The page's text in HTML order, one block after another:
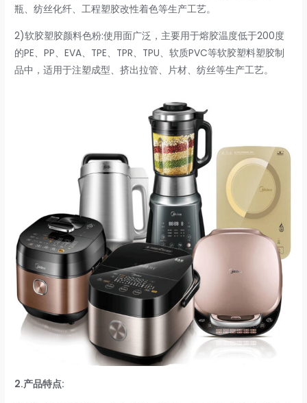
瓶、纺丝化纤、工程塑胶改性着色等生产工艺。
2)软胶塑胶颜料色粉:使用面广泛，主要用于熔胶温度低于200度
的PE、PP、EVA、TPE、TPR、TPU、软质PVC等软胶塑料塑胶制
品中，适用于注塑成型、挤出拉管、片材、纺丝等生产工艺。
2.产品特点: